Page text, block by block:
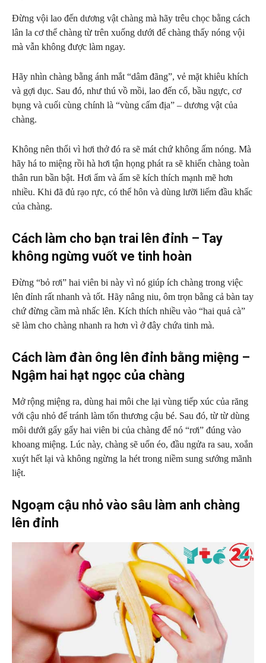
Đừng vội lao đến dương vật chàng mà hãy trêu chọc bằng cách
lân la cơ thể chàng từ trên xuống dưới để chàng thấy nóng vội
mà vẫn không được làm ngay.
Hãy nhìn chàng bằng ánh mắt “dâm đãng”, vẻ mặt khiêu khích
và gợi dục. Sau đó, như thú vồ mồi, lao đến cổ, bầu ngực, cơ
bụng và cuối cùng chính là “vùng cấm địa” – dương vật của
chàng.
Không nên thổi vì hơi thở đó ra sẽ mát chứ không ấm nóng. Mà
hãy há to miệng rồi hà hơi tận họng phát ra sẽ khiến chàng toàn
thân run bần bật. Hơi ẩm và ấm sẽ kích thích mạnh mẽ hơn
nhiều. Khi đã đủ rạo rực, có thể hôn và dùng lưỡi liếm đầu khấc
của chàng.
Cách làm cho bạn trai lên đỉnh – Tay
không ngừng vuốt ve tinh hoàn
Đừng “bỏ rơi” hai viên bi này vì nó giúp ích chàng trong việc
lên đỉnh rất nhanh và tốt. Hãy nâng niu, ôm trọn bằng cả bàn tay
chứ đừng cầm mà nhấc lên. Kích thích nhiều vào “hai quả cà”
sẽ làm cho chàng nhanh ra hơn vì ở đây chứa tinh mà.
Cách làm đàn ông lên đỉnh bằng miệng –
Ngậm hai hạt ngọc của chàng
Mở rộng miệng ra, dùng hai môi che lại vùng tiếp xúc của răng
với cậu nhỏ để tránh làm tổn thương cậu bé. Sau đó, từ từ dùng
môi dưới gẩy gẩy hai viên bi của chàng để nó “rơi” đúng vào
khoang miệng. Lúc này, chàng sẽ uốn éo, đầu ngửa ra sau, xoắn
xuýt hết lại và không ngừng la hét trong niềm sung sướng mãnh
liệt.
Ngoạm cậu nhỏ vào sâu làm anh chàng
lên đỉnh